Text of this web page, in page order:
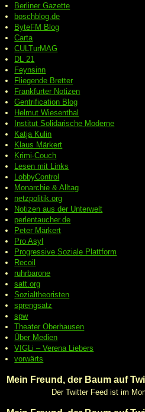
Berliner Gazette
boschblog.de
ByteFM Blog
Carta
CULTurMAG
DL 21
Feynsinn
Fliegende Bretter
Frankfurter Notizen
Gentrification Blog
Helmut Wiesenthal
Institut Solidarische Moderne
Katja Kulin
Klaus Märkert
Krimi-Couch
Lesen mit Links
LobbyControl
Monarchie & Alltag
netzpolitik.org
Notizen aus der Unterwelt
perlentaucher.de
Peter Märkert
Pro Asyl
ProgressiveSoziale Plattform
Recoil
ruhrbarone
satt.org
Sozialtheoristen
sprengsatz
spw
Theater Oberhausen
Über Medien
VIGLi – Verena Liebers
vorwärts
Mein Freund, der Baum auf
Der Twitter Feed ist im